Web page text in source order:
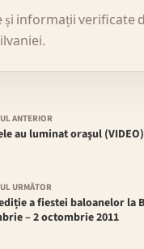
și informații verificate
ANTERIOR
au luminat oraşul (VIDEO)
URMĂTOR
a fiestei baloanelor la
– 2 octombrie 2011